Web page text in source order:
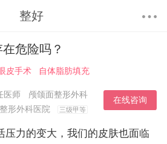
整好
危险吗？
皮手术 自体脂肪填充
医师
颅颌面整形外科
形外科医院
三级甲等
在线咨询
力的变大，我们的皮肤也面临